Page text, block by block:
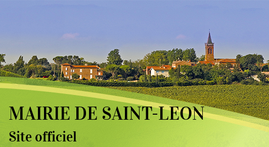
MAIRIE DE SAINT-LEON
Site officiel